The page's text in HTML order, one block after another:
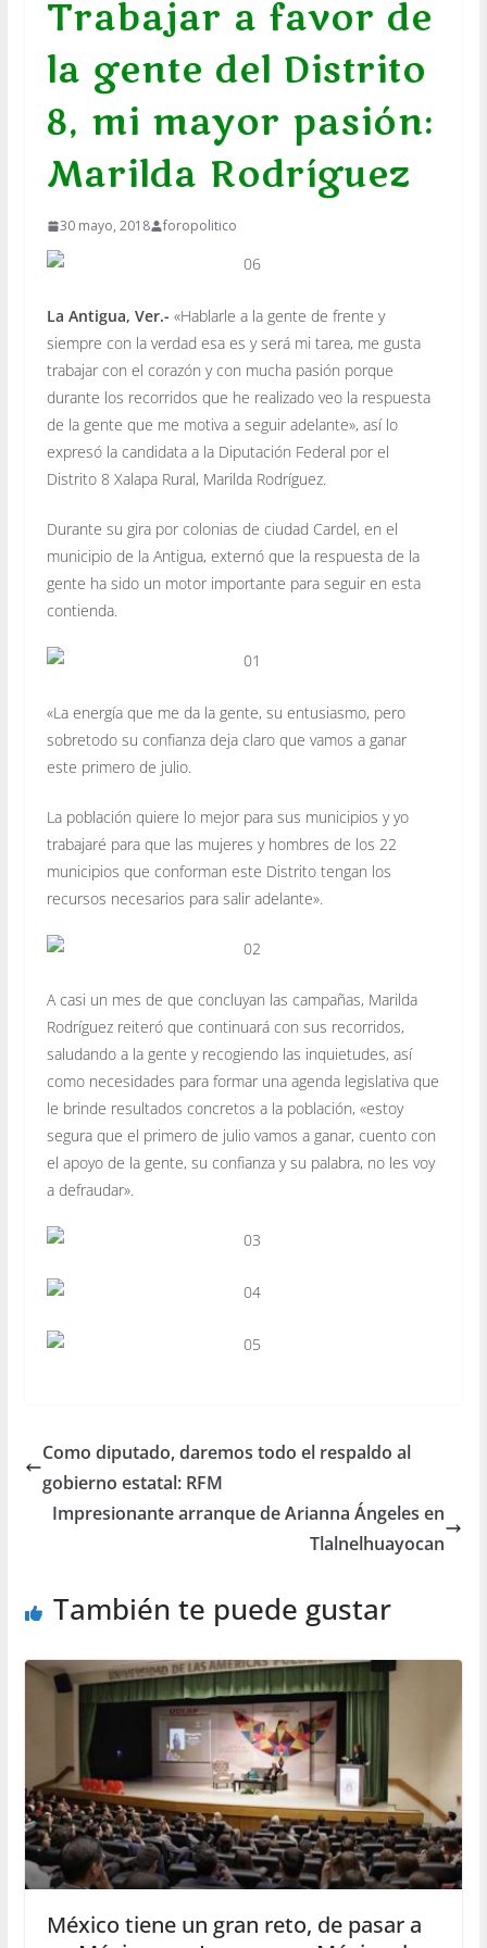
Trabajar a favor de
la gente del Distrito
8, mi mayor pasión:
Marilda Rodríguez
30 mayo, 2018 foropolitico
La Antigua, Ver.- «Hablarle a la gente de frente y
siempre con la verdad esa es y será mi tarea, me gusta
trabajar con el corazón y con mucha pasión porque
durante los recorridos que he realizado veo la respuesta
de la gente que me motiva a seguir adelante», así lo
expresó la candidata a la Diputación Federal por el
Distrito 8 Xalapa Rural, Marilda Rodríguez.
Durante su gira por colonias de ciudad Cardel, en el
municipio de la Antigua, externó que la respuesta de la
gente ha sido un motor importante para seguir en esta
contienda.
«La energía que me da la gente, su entusiasmo, pero
sobretodo su confianza deja claro que vamos a ganar
este primero de julio.
La población quiere lo mejor para sus municipios y yo
trabajaré para que las mujeres y hombres de los 22
municipios que conforman este Distrito tengan los
recursos necesarios para salir adelante».
A casi un mes de que concluyan las campañas, Marilda
Rodríguez reiteró que continuará con sus recorridos,
saludando a la gente y recogiendo las inquietudes, así
como necesidades para formar una agenda legislativa que
le brinde resultados concretos a la población, «estoy
segura que el primero de julio vamos a ganar, cuento con
el apoyo de la gente, su confianza y su palabra, no les voy
a defraudar».
Como diputado, daremos todo el respaldo al
gobierno estatal: RFM
Impresionante arranque de Arianna Ángeles en
Tlalnelhuayocan
También te puede gustar
México tiene un gran reto, de pasar a